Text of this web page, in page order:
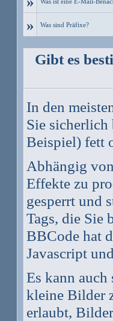
» Was sind Präfixe?
Gibt es
In den
Sie sicherlich
Beispiel) fett
Abhängig
Effekte zu
gesperrt und
Tags, die Sie
BBCode hat
Javascript
Es kann
kleine Bilder
erlaubt,